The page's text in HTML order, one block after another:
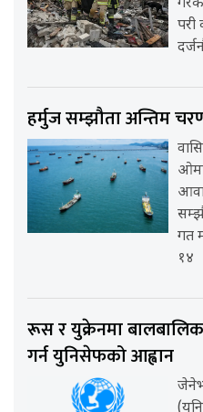
हर्मुज सम्झौता अन्तिम
गत
१४
रूस र युक्रेनमा
गर्न युनिसेफको आह्वान